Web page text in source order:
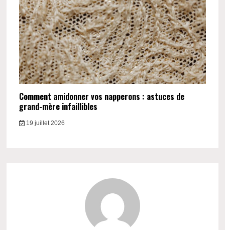
Comment amidonner vos napperons : astuces de
grand-mère infaillibles
19 juillet 2026